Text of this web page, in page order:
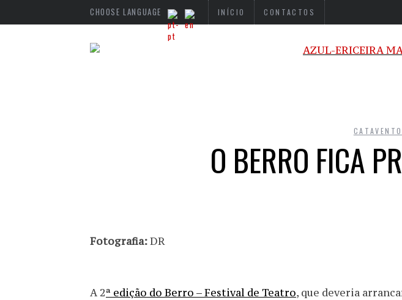
CHOOSE LANGUAGE INÍCIO CONTACTOS
CATAVENTO
O BERRO FICA
Fotografia:DR
A 2ª edição do Berro – Festival de Teatro, que deveria